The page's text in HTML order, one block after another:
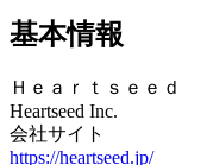
基本情報
Ｈｅａｒｔｓｅｅｄ
Heartseed Inc.
会社サイト
https://heartseed.jp/